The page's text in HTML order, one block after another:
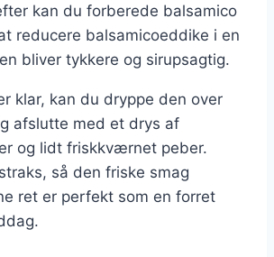
kan du forberede balsamico
reducere balsamicoeddike i en
bliver tykkere og sirupsagtig.
klar, kan du dryppe den over
afslutte med et drys af
og lidt friskkværnet peber.
så den friske smag
ret er perfekt som en forret